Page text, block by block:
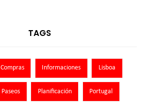
TAGS
Compras Informaciones Lisboa
Paseos Planificación Portugal